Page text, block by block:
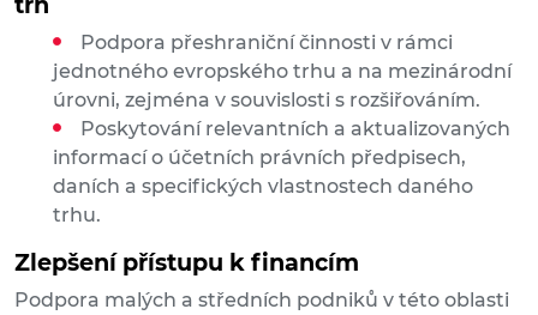
Podpora přeshraniční činnosti v rámci
jednotného evropského trhu a na mezinárodní
úrovni, zejména v souvislosti s rozšiřováním.
Poskytování relevantních a aktualizovaných
informací o účetních právních předpisech,
daních a specifických vlastnostech daného
trhu.
Zlepšení přístupu k financím
Podpora malých a středních podniků v této oblasti